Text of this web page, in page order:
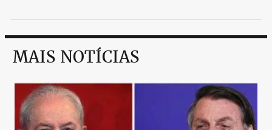
MAIS NOTÍCIAS